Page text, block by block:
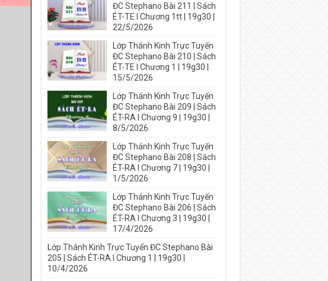
ĐC Stephano Bài 211 | Sách
ÉT-TE I Chương 1tt | 19g30 |
22/5/2026
Lớp Thánh Kinh Trực Tuyến
ĐC Stephano Bài 210 | Sách
ÉT-TE I Chương 1 | 19g30 |
15/5/2026
Lớp Thánh Kinh Trực Tuyến
ĐC Stephano Bài 209 | Sách
ÉT-RA I Chương 9 | 19g30 |
8/5/2026
Lớp Thánh Kinh Trực Tuyến
ĐC Stephano Bài 208 | Sách
ÉT-RA I Chương 7 | 19g30 |
1/5/2026
Lớp Thánh Kinh Trực Tuyến
ĐC Stephano Bài 206 | Sách
ÉT-RA I Chương 3 | 19g30 |
17/4/2026
Lớp Thánh Kinh Trực Tuyến ĐC Stephano Bài
205 | Sách ÉT-RA I Chương 1 | 19g30 |
10/4/2026